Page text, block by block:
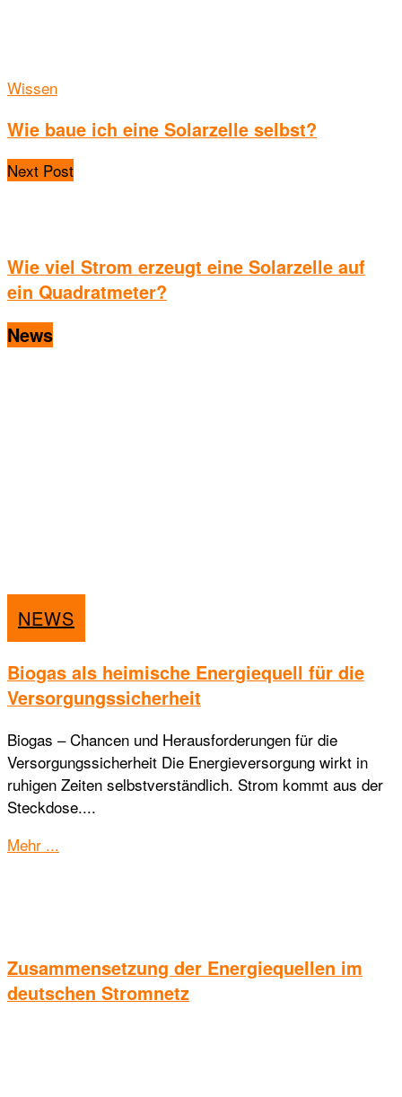
Wissen
Wie baue ich eine Solarzelle selbst?
Next Post
Wie viel Strom erzeugt eine Solarzelle auf
ein Quadratmeter?
News
NEWS
Biogas als heimische Energiequell für die
Versorgungssicherheit
Biogas – Chancen und Herausforderungen für die
Versorgungssicherheit Die Energieversorgung wirkt in
ruhigen Zeiten selbstverständlich. Strom kommt aus der
Steckdose....
Mehr ...
Zusammensetzung der Energiequellen im
deutschen Stromnetz